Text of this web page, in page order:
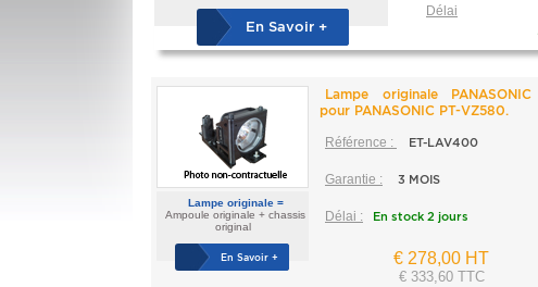
En Savoir +
Délai
Lampe originale =
Ampoule originale + chassis
original
En Savoir +
Lampe originale PANASONIC
pour PANASONIC PT-VZ580.
Référence : ET-LAV400
Garantie : 3 MOIS
Délai : En stock 2 jours
€ 278,00 HT
€ 333,60 TTC